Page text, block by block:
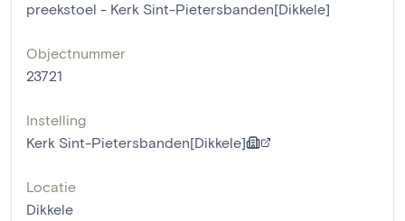
preekstoel - Kerk Sint-Pietersbanden[Dikkele]
Objectnummer
23721
Instelling
Kerk Sint-Pietersbanden[Dikkele]
Locatie
Dikkele